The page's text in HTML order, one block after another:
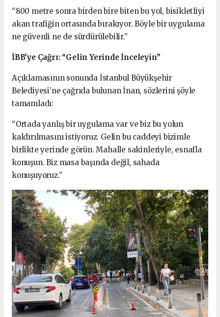
“800 metre sonra birden bire biten bu yol, bisikletliyi
akan trafiğin ortasında bırakıyor. Böyle bir uygulama
ne güvenli ne de sürdürülebilir.”
İBB’ye Çağrı: “Gelin Yerinde İnceleyin”
Açıklamasının sonunda İstanbul Büyükşehir
Belediyesi’ne çağrıda bulunan İnan, sözlerini şöyle
tamamladı:
“Ortada yanlış bir uygulama var ve biz bu yolun
kaldırılmasını istiyoruz. Gelin bu caddeyi bizimle
birlikte yerinde görün. Mahalle sakinleriyle, esnafla
konuşun. Biz masa başında değil, sahada
konuşuyoruz.”